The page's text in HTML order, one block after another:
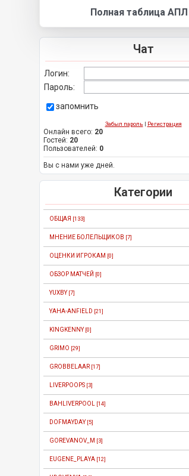
Полная таблица АПЛ
Чат
Логин:
Пароль:
запомнить
Забыл пароль | Регистрация
Онлайн всего: 20
Гостей: 20
Пользователей: 0
Вы с нами уже дней.
Категории
ОБЩАЯ [133]
МНЕНИЕ БОЛЕЛЬЩИКОВ [7]
ОЦЕНКИ ИГРОКАМ [0]
ОБЗОР МАТЧЕЙ [0]
YUXBY [7]
YAHA-ANFIELD [21]
KINGKENNY [0]
GRIMO [29]
GROBBELAAR [17]
LIVERPOOPS [3]
BAHLIVERPOOL [14]
DOFMAYDAY [5]
GOREVANOV_M [3]
EUGENE_PLAYA [12]